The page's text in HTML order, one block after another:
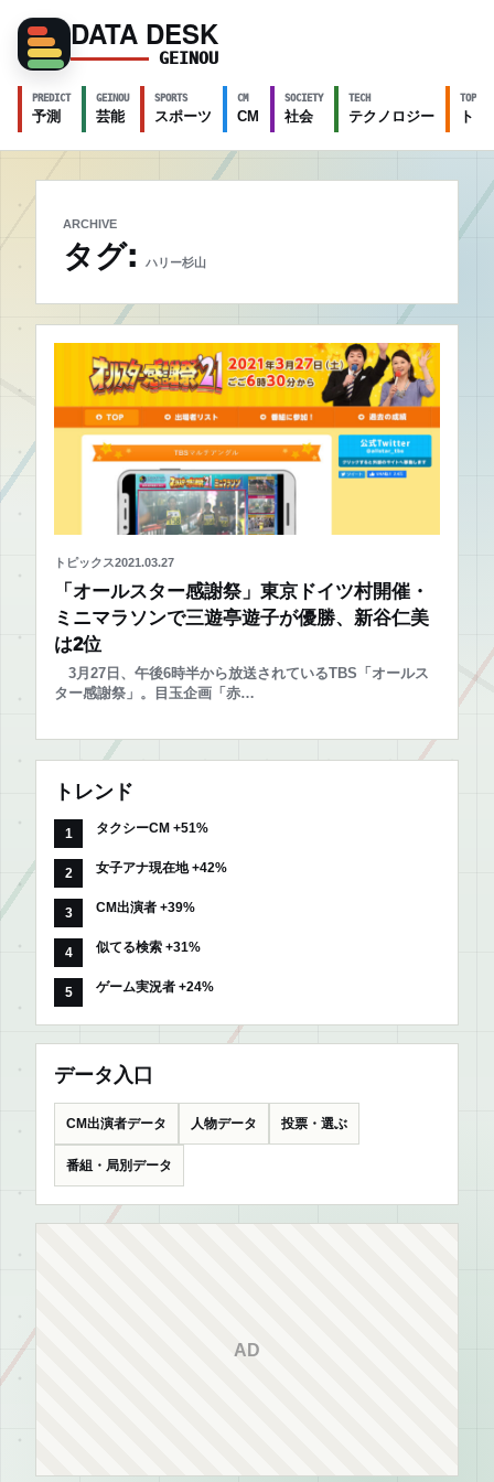
DATA DESK
GEINOU
PREDICT
予測
GEINOU
芸能
SPORTS
スポーツ
CM
CM
SOCIETY
社会
TECH
テクノロジー
TOPICS
ト
ARCHIVE
タグ: ハリー杉山
トピックス2021.03.27
「オールスター感謝祭」東京ドイツ村開催・
ミニマラソンで三遊亭遊子が優勝、新谷仁美
は2位
3月27日、午後6時半から放送されているTBS「オールス
ター感謝祭」。目玉企画「赤…
トレンド
タクシーCM +51%
女子アナ現在地 +42%
CM出演者 +39%
似てる検索 +31%
ゲーム実況者 +24%
データ入口
CM出演者データ 人物データ 投票・選ぶ
番組・局別データ
AD